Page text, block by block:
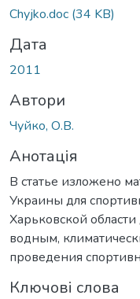
Chyjko.doc (34 KB)
Дата
2011
Автори
Чуйко, О.В.
Анотація
В статье изложено
Украины для
Харьковской
водным,
проведения
Ключові слова